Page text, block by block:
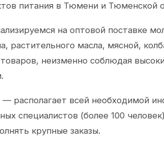
питания в Тюмени и Тюменской
на оптовой поставке
растительного масла, мясной,
неизменно соблюдая
— располагает всей необходимой
специалистов (более 100
крупные заказы.